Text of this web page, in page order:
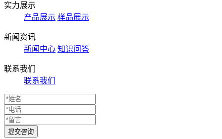
实力展示
产品展示 样品展示
新闻资讯
新闻中心 知识问答
联系我们
联系我们